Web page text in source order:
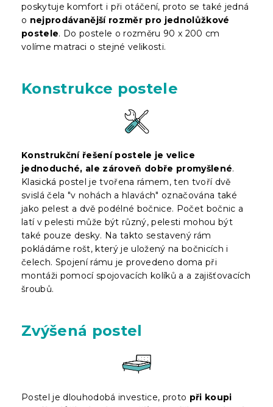
poskytuje komfort i při otáčení, proto se také jedná
o nejprodávanější rozměr pro jednolůžkové
postele. Do postele o rozměru 90 x 200 cm
volíme matraci o stejné velikosti.
Konstrukce postele
Konstrukční řešení postele je velice
jednoduché, ale zároveň dobře promyšlené.
Klasická postel je tvořena rámem, ten tvoří dvě
svislá čela "v nohách a hlavách" označována také
jako pelest a dvě podélné bočnice. Počet bočnic a
latí v pelesti může být různý, pelesti mohou být
také pouze desky. Na takto sestavený rám
pokládáme rošt, který je uložený na bočnicích i
čelech. Spojení rámu je provedeno doma při
montáži pomocí spojovacích kolíků a a zajišťovacích
šroubů.
Zvýšená postel
Postel je dlouhodobá investice, proto při koupi